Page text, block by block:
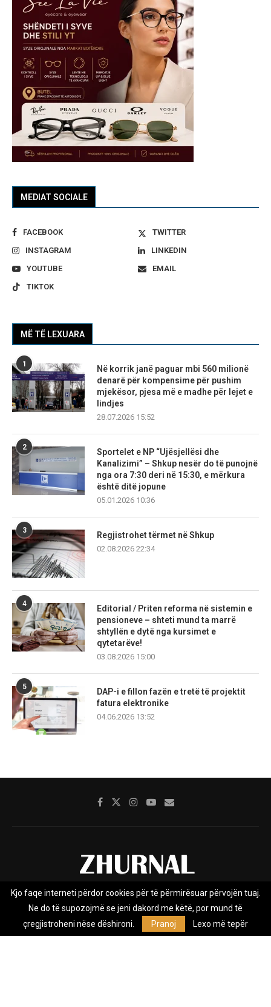
MEDIAT SOCIALE
FACEBOOK
TWITTER
INSTAGRAM
LINKEDIN
YOUTUBE
EMAIL
TIKTOK
MË TË LEXUARA
1
Në korrik janë paguar mbi 560 milionë
denarë për kompensime për pushim
mjekësor, pjesa më e madhe për lejet e
lindjes
28.07.2026 15:52
2
Sportelet e NP “Ujësjellësi dhe
Kanalizimi” – Shkup nesër do të punojnë
nga ora 7:30 deri në 15:30, e mërkura
është ditë jopune
05.01.2026 10:36
3
Regjistrohet tërmet në Shkup
02.08.2026 22:34
4
Editorial / Priten reforma në sistemin e
pensioneve – shteti mund ta marrë
shtyllën e dytë nga kursimet e
qytetarëve!
03.08.2026 15:00
5
DAP-i e fillon fazën e tretë të projektit
fatura elektronike
04.06.2026 13:52
Rreth nesh Impresumi Marketing
Privacy Policy
Zhurnal.mk është Agjenci e Lajmeve e pavarur, e themeluar në vitin
Kjo faqe interneti përdor cookies për të përmirësuar përvojën tuaj.
Ne do të supozojmë se jeni dakord me këtë, por mund të
çregjistroheni nëse dëshironi.
Pranoj Lexo më tepër